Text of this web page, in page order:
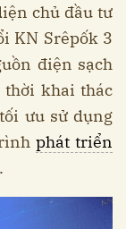
chủ đầu tư
KN Srêpốk 3
điện sạch
thời khai thác
ưu sử dụng
phát triển